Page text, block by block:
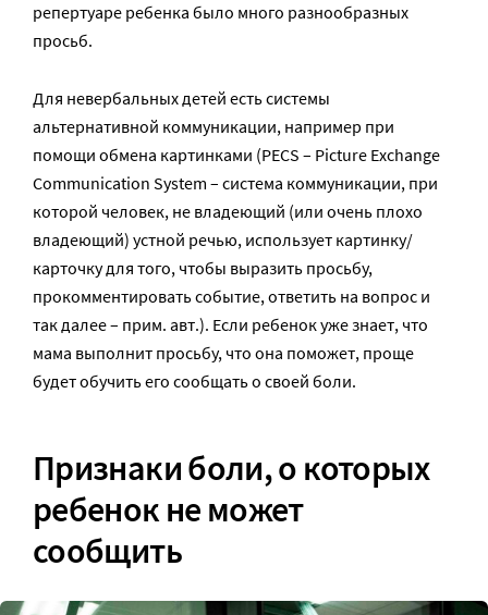
репертуаре ребенка было много разнообразных
просьб.
Для невербальных детей есть системы
альтернативной коммуникации, например при
помощи обмена картинками (PECS – Picture Exchange
Communication System – система коммуникации, при
которой человек, не владеющий (или очень плохо
владеющий) устной речью, использует картинку/
карточку для того, чтобы выразить просьбу,
прокомментировать событие, ответить на вопрос и
так далее – прим. авт.). Если ребенок уже знает, что
мама выполнит просьбу, что она поможет, проще
будет обучить его сообщать о своей боли.
Признаки боли,о которых
ребенок не может
сообщить